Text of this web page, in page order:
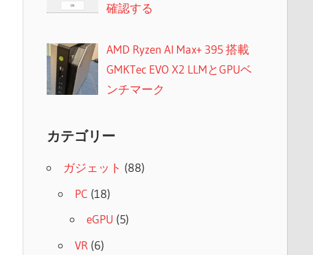
確認する
AMD Ryzen AI Max+ 395 搭載
GMKTec EVO X2 LLMとGPUベ
ンチマーク
カテゴリー
ガジェット (88)
PC (18)
eGPU (5)
VR (6)